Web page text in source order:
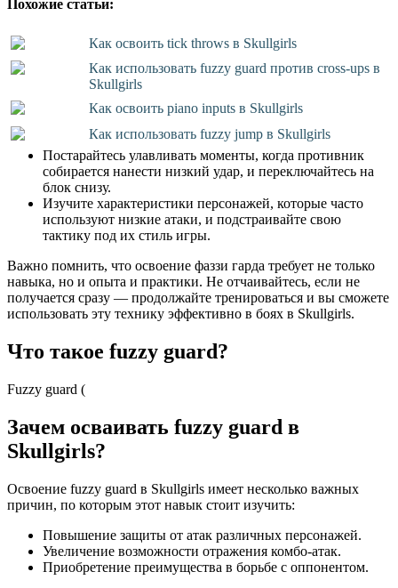
Похожие статьи:
Как освоить tick throws в Skullgirls
Как использовать fuzzy guard против cross-ups в
Skullgirls
Как освоить piano inputs в Skullgirls
Как использовать fuzzy jump в Skullgirls
Постарайтесь улавливать моменты, когда противник
собирается нанести низкий удар, и переключайтесь на
блок снизу.
Изучите характеристики персонажей, которые часто
используют низкие атаки, и подстраивайте свою
тактику под их стиль игры.
Важно помнить, что освоение фаззи гарда требует не только
навыка, но и опыта и практики. Не отчаивайтесь, если не
получается сразу — продолжайте тренироваться и вы сможете
использовать эту технику эффективно в боях в Skullgirls.
Что такое fuzzy guard?
Fuzzy guard (
Зачем осваивать fuzzy guard в
Skullgirls?
Освоение fuzzy guard в Skullgirls имеет несколько важных
причин, по которым этот навык стоит изучить:
Повышение защиты от атак различных персонажей.
Увеличение возможности отражения комбо-атак.
Приобретение преимущества в борьбе с оппонентом.